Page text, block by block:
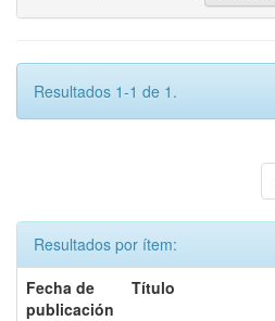
Resultados 1-1 de 1.
Resultados por ítem:
Fecha de
publicación
Título